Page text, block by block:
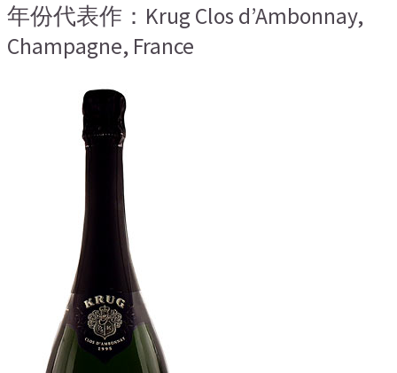
年份代表作：Krug Clos d’Ambonnay,
Champagne, France